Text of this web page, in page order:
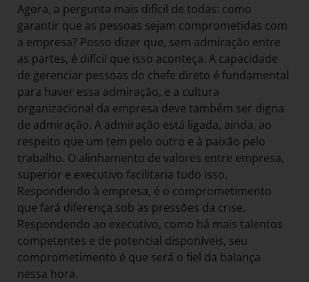
Agora, a pergunta mais difícil de todas: como
garantir que as pessoas sejam comprometidas com
a empresa? Posso dizer que, sem admiração entre
as partes, é difícil que isso aconteça. A capacidade
de gerenciar pessoas do chefe direto é fundamental
para haver essa admiração, e a cultura
organizacional da empresa deve também ser digna
de admiração. A admiração está ligada, ainda, ao
respeito que um tem pelo outro e à paixão pelo
trabalho. O alinhamento de valores entre empresa,
superior e executivo facilitaria tudo isso.
Respondendo à empresa, é o comprometimento
que fará diferença sob as pressões da crise.
Respondendo ao executivo, como há mais talentos
competentes e de potencial disponíveis, seu
comprometimento é que será o fiel da balança
nessa hora.